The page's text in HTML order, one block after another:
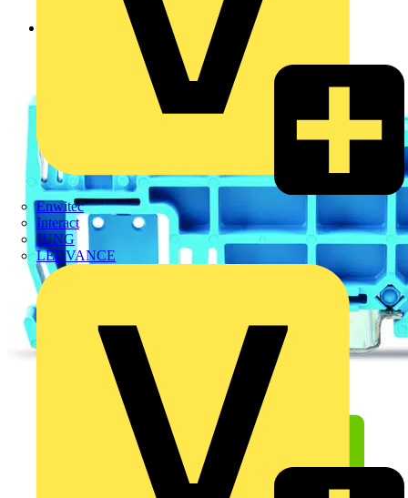
Enwitec
Interact
JUNG
LEDVANCE
Zurück zu Produkte